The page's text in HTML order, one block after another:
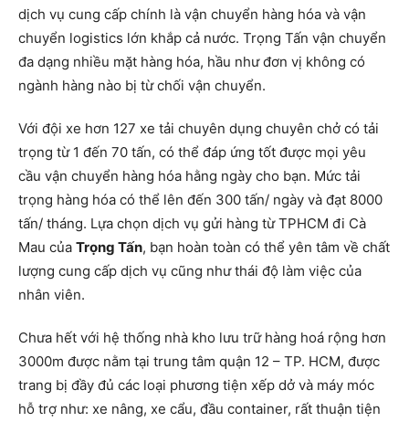
dịch vụ cung cấp chính là vận chuyển hàng hóa và vận
chuyển logistics lớn khắp cả nước. Trọng Tấn vận chuyển
đa dạng nhiều mặt hàng hóa, hầu như đơn vị không có
ngành hàng nào bị từ chối vận chuyển.
Với đội xe hơn 127 xe tải chuyên dụng chuyên chở có tải
trọng từ 1 đến 70 tấn, có thể đáp ứng tốt được mọi yêu
cầu vận chuyển hàng hóa hằng ngày cho bạn. Mức tải
trọng hàng hóa có thể lên đến 300 tấn/ ngày và đạt 8000
tấn/ tháng. Lựa chọn dịch vụ gửi hàng từ TPHCM đi Cà
Mau của Trọng Tấn, bạn hoàn toàn có thể yên tâm về chất
lượng cung cấp dịch vụ cũng như thái độ làm việc của
nhân viên.
Chưa hết với hệ thống nhà kho lưu trữ hàng hoá rộng hơn
3000m được nằm tại trung tâm quận 12 – TP. HCM, được
trang bị đầy đủ các loại phương tiện xếp dở và máy móc
hỗ trợ như: xe nâng, xe cẩu, đầu container, rất thuận tiện